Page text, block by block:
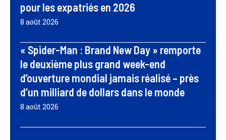
pour les expatriés en 2026
8 août 2026
« Spider-Man : Brand New Day » remporte
le deuxième plus grand week-end
d’ouverture mondial jamais réalisé – près
d’un milliard de dollars dans le monde
8 août 2026